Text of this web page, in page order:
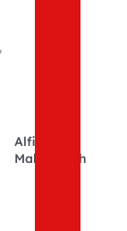
Alfina
Mahfudhoh